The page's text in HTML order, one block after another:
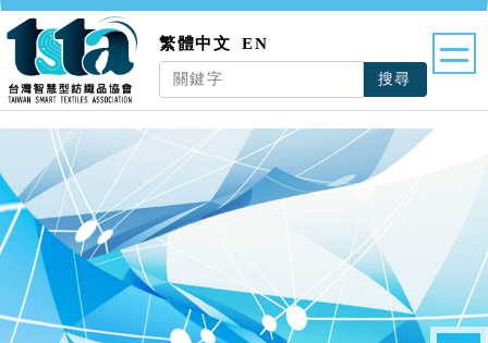
繁體中文 EN
搜尋